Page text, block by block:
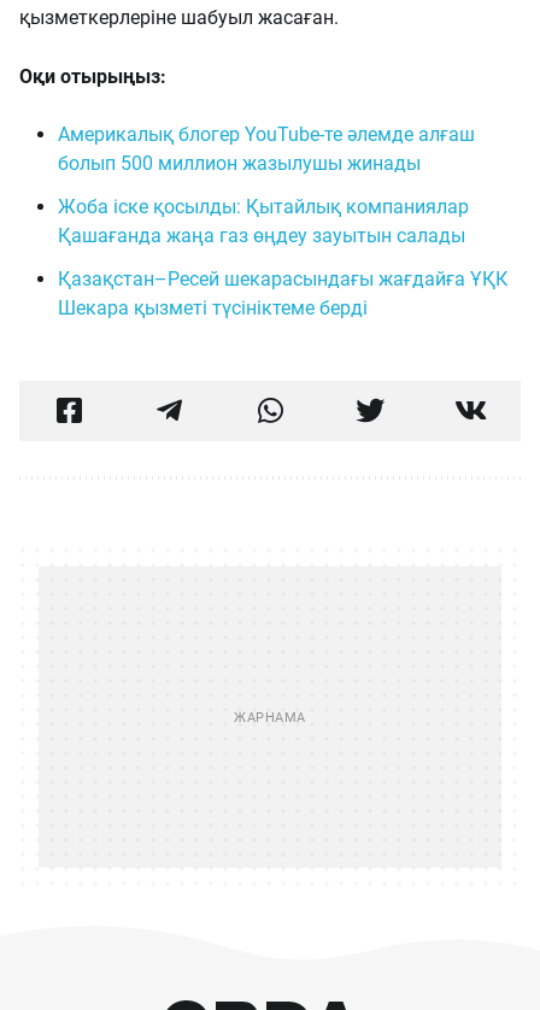
қызметкерлеріне шабуыл жасаған.
Оқи отырыңыз:
Америкалық блогер YouTube-те әлемде алғаш
болып 500 миллион жазылушы жинады
Жоба іске қосылды: Қытайлық компаниялар
Қашағанда жаңа газ өңдеу зауытын салады
Қазақстан–Ресей шекарасындағы жағдайға ҰҚК
Шекара қызметі түсініктеме берді